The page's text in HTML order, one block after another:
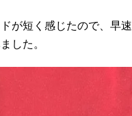
が短く感じたので、早速
した。